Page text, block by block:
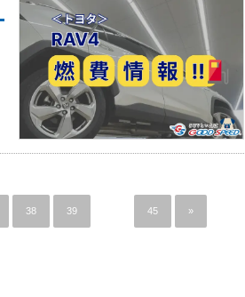
38 39 45 »